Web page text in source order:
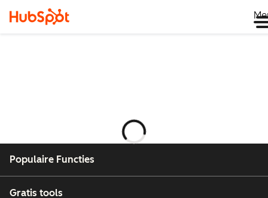
Wordt
geladen
Populaire Functies
Gratis tools